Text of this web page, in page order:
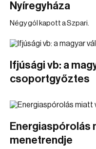
Nyíregyháza
Négy gól kapott a Szpari.
Ifjúsági vb: a
csoportgyőztes
Energiaspórolás
menetrendje